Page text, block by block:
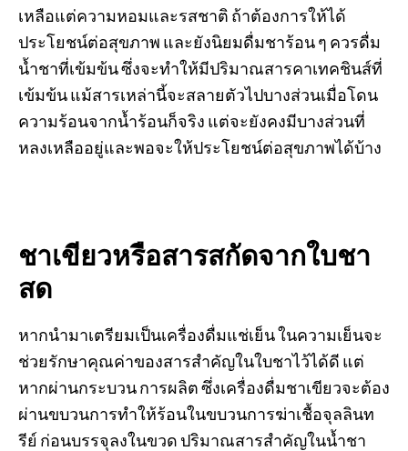
เหลือแต่ความหอมและรสชาติ ถ้าต้องการให้ได้
ประโยชน์ต่อสุขภาพ และยังนิยมดื่มชาร้อน ๆ ควรดื่ม
น้ำชาที่เข้มข้น ซึ่งจะทำให้มีปริมาณสารคาเทคชินส์ที่
เข้มข้น แม้สารเหล่านี้จะสลายตัวไปบางส่วนเมื่อโดน
ความร้อนจากน้ำร้อนก็จริง แต่จะยังคงมีบางส่วนที่
หลงเหลืออยู่และพอจะให้ประโยชน์ต่อสุขภาพได้บ้าง
ชาเขียวหรือสารสกัดจากใบชา
สด
หากนำมาเตรียมเป็นเครื่องดื่มแช่เย็น ในความเย็นจะ
ช่วยรักษาคุณค่าของสารสำคัญในใบชาไว้ได้ดี แต่
หากผ่านกระบวน การผลิต ซึ่งเครื่องดื่มชาเขียวจะต้อง
ผ่านขบวนการทำให้ร้อนในขบวนการฆ่าเชื้อจุลลินท
รีย์ ก่อนบรรจุลงในขวด ปริมาณสารสำคัญในน้ำชา